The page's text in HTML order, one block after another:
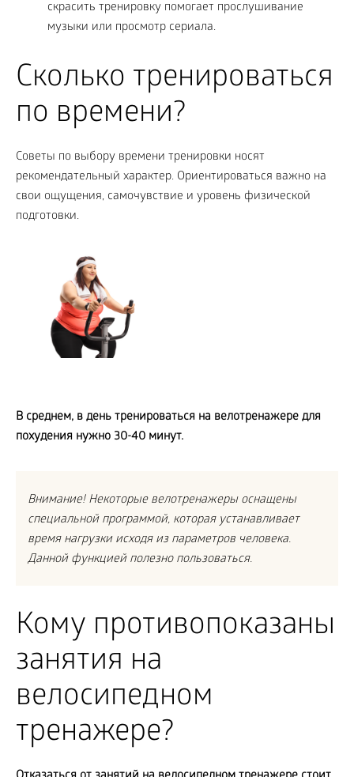
скрасить тренировку помогает прослушивание
музыки или просмотр сериала.
Сколько тренироваться
по времени?
Советы по выбору времени тренировки носят
рекомендательный характер. Ориентироваться важно на
свои ощущения, самочувствие и уровень физической
подготовки.
В среднем, в день тренироваться на велотренажере для
похудения нужно 30-40 минут.
Внимание! Некоторые велотренажеры оснащены
специальной программой, которая устанавливает
время нагрузки исходя из параметров человека.
Данной функцией полезно пользоваться.
Кому противопоказаны
занятия на
велосипедном
тренажере?